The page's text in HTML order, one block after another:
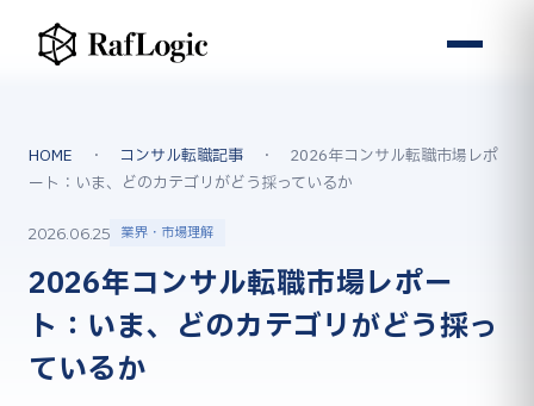
HOME ・ コンサル転職記事 ・ 2026年コンサル転職市場レポ
ート：いま、どのカテゴリがどう採っているか
2026.06.25 業界・市場理解
2026年コンサル転職市場レポー
ト：いま、どのカテゴリがどう採っ
ているか